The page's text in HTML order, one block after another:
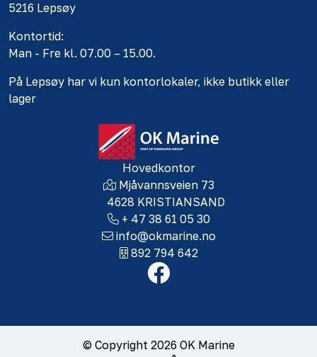
5216 Lepsøy
Kontortid:
Man - Fre kl. 07.00 – 15.00.
På Lepsøy har vi kun kontorlokaler, ikke butikk eller
lager
Hovedkontor
Mjåvannsveien 73
4628 KRISTIANSAND
+ 47 38 61 05 30
info@okmarine.no
892 794 642
© Copyright 2026 OK Marine